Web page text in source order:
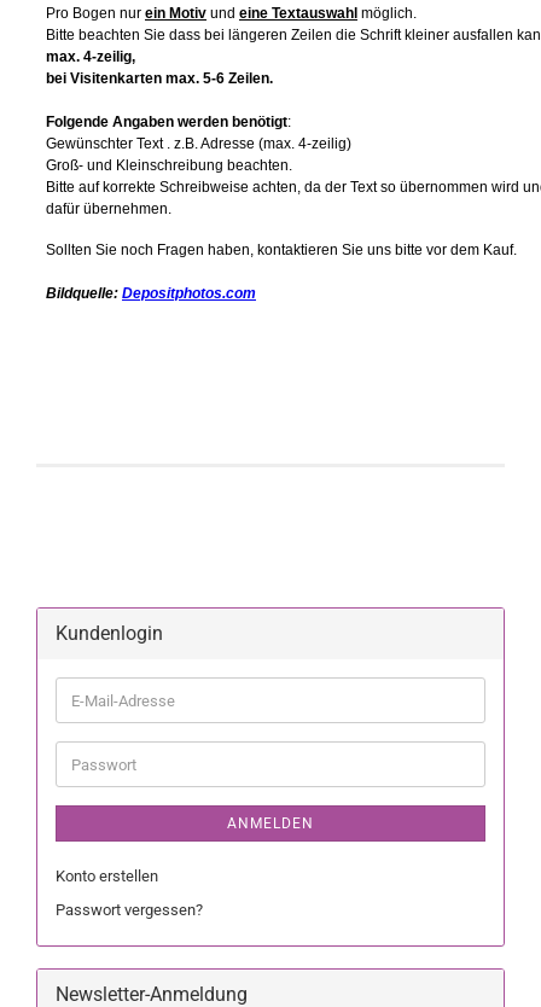
Kundenlogin
ANMELDEN
Konto erstellen
Passwort vergessen?
Newsletter-Anmeldung